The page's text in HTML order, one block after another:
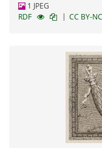
1 JPEG
RDF
| CC BY-